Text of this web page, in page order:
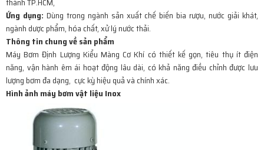
Ứng dụng: Dùng trong ngành sản xuất chế biến bia rượu, nước giải khát,
ngành dược phẩm, hóa chất, xử lý nước thải.
Thông tin chung về sản phẩm
Máy Bơm Định Lượng Kiểu Màng Cơ Khí có thiết kế gọn, tiêu thụ ít điện
năng, vận hành êm ái hoạt động lâu dài, có khả năng điều chỉnh được lưu
lượng bơm đa dạng, cực kỳ hiệu quả và chính xác.
Hình ảnh máy bơm vật liệu Inox